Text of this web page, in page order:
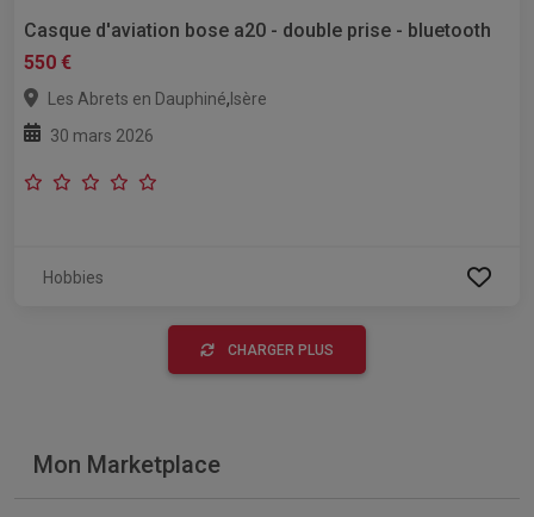
Casque d'aviation bose a20 - double prise - bluetooth
550 €
Les Abrets en Dauphiné, Isère
30 mars 2026
Hobbies
CHARGER PLUS
Mon Marketplace